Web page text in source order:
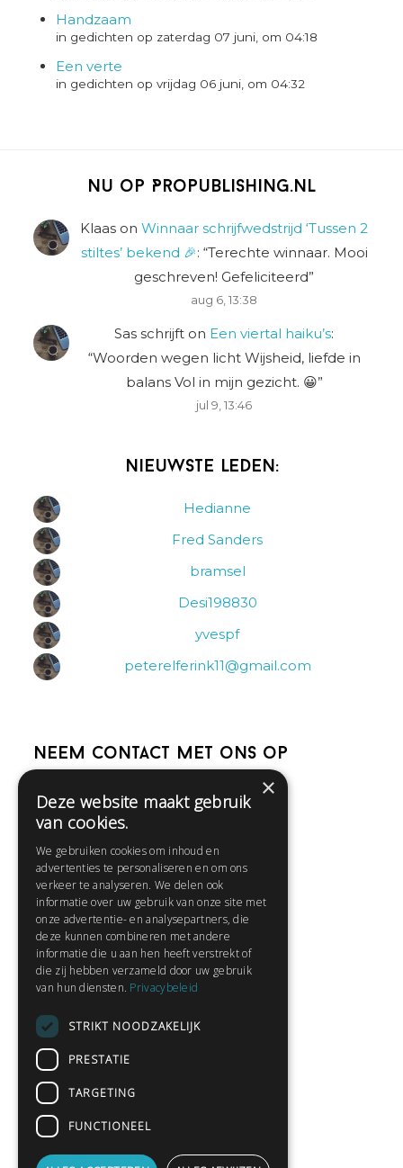
Handzaam
in gedichten op zaterdag 07 juni, om 04:18
Een verte
in gedichten op vrijdag 06 juni, om 04:32
Nu op Propublishing.nl
Klaas on Winnaar schrijfwedstrijd ‘Tussen 2
stiltes’ bekend 🎉: “Terechte winnaar. Mooi
geschreven! Gefeliciteerd”
aug 6, 13:38
Sas schrijft on Een viertal haiku’s:
“Woorden wegen licht Wijsheid, liefde in
balans Vol in mijn gezicht. 😀”
jul 9, 13:46
Nieuwste leden:
Hedianne
Fred Sanders
bramsel
Desi198830
yvespf
peterelferink11@gmail.com
Neem contact met ons op
Help
Contact
Huisregels
Snel naar:
Gratis aanmelden
Privacybeleid
Gedichten lezen
Schrijfwedstrijden
×
Deze website maakt gebruik
van cookies.
We gebruiken cookies om inhoud en
advertenties te personaliseren en om ons
verkeer te analyseren. We delen ook
informatie over uw gebruik van onze site met
onze advertentie- en analysepartners, die
deze kunnen combineren met andere
informatie die u aan hen heeft verstrekt of
die zij hebben verzameld door uw gebruik
van hun diensten. Privacybeleid
STRIKT NOODZAKELIJK
PRESTATIE
TARGETING
FUNCTIONEEL